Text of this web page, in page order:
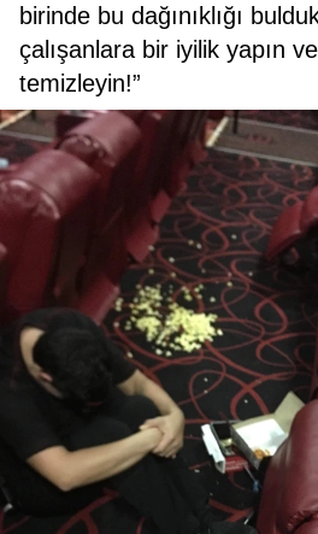
birinde bu dağınıklığı
çalışanlara bir iyilik yapın ve
temizleyin!”